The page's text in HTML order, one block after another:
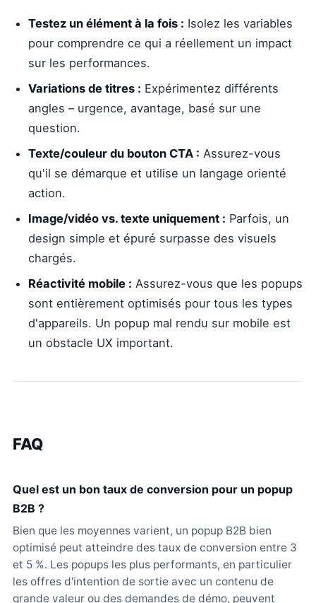
Testez un élément à la fois : Isolez les variables
pour comprendre ce qui a réellement un impact
sur les performances.
Variations de titres : Expérimentez différents
angles – urgence, avantage, basé sur une
question.
Texte/couleur du bouton CTA : Assurez-vous
qu'il se démarque et utilise un langage orienté
action.
Image/vidéo vs. texte uniquement : Parfois, un
design simple et épuré surpasse des visuels
chargés.
Réactivité mobile : Assurez-vous que les popups
sont entièrement optimisés pour tous les types
d'appareils. Un popup mal rendu sur mobile est
un obstacle UX important.
FAQ
Quel est un bon taux de conversion pour un popup
B2B ?
Bien que les moyennes varient, un popup B2B bien
optimisé peut atteindre des taux de conversion entre 3
et 5 %. Les popups les plus performants, en particulier
les offres d'intention de sortie avec un contenu de
grande valeur ou des demandes de démo, peuvent